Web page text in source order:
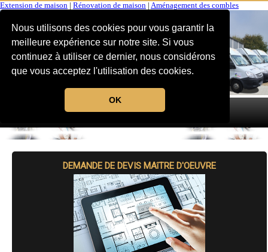
Nous utilisons des cookies pour vous garantir la
meilleure expérience sur notre site. Si vous
continuez à utiliser ce dernier, nous considérons
que vous acceptez l'utilisation des cookies.
OK
Extension de maison Rénovation de maison Aménagement des combles
MENU
DEMANDE DE DEVIS MAîTRE D'OEUVRE